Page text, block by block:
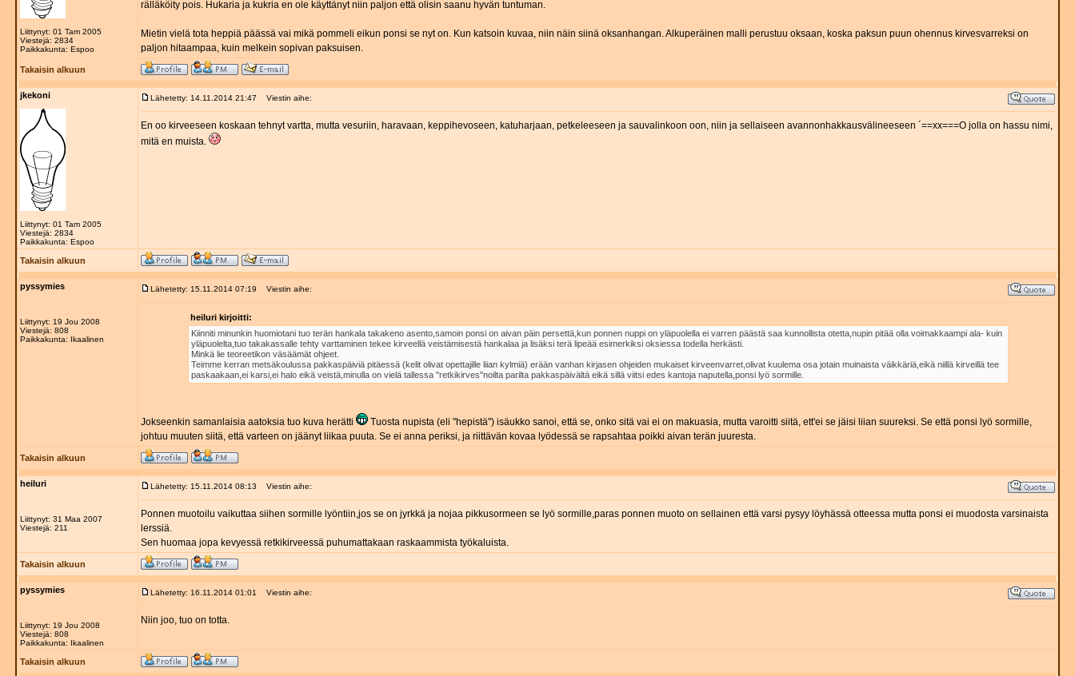
Liittynyt: 01 Tam 2005
Viestejä: 2834
Paikkakunta: Espoo
rälläköity pois. Hukaria ja kukria en ole käyttänyt niin paljon että olisin saanu hyvän tuntuman.
Mietin vielä tota heppiä päässä vai mikä pommeli eikun ponsi se nyt on. Kun katsoin kuvaa, niin näin siinä oksanhangan. Alkuperäinen malli perustuu oksaan, koska paksun puun ohennus kirvesvarreksi on
paljon hitaampaa, kuin melkein sopivan paksuisen.
Takaisin alkuun
jkekoni
Liittynyt: 01 Tam 2005
Viestejä: 2834
Paikkakunta: Espoo
Lähetetty: 14.11.2014 21:47 Viestin aihe:
En oo kirveeseen koskaan tehnyt vartta, mutta vesuriin, haravaan, keppihevoseen, katuharjaan, petkeleeseen ja sauvalinkoon oon, niin ja sellaiseen avannonhakkausvälineeseen ´==xx===O jolla on hassu nimi,
mitä en muista.
Takaisin alkuun
pyssymies
Liittynyt: 19 Jou 2008
Viestejä: 808
Paikkakunta: Ikaalinen
Lähetetty: 15.11.2014 07:19 Viestin aihe:
heiluri kirjoitti:
Kiinniti minunkin huomiotani tuo terän hankala takakeno asento,samoin ponsi on aivan päin persettä,kun ponnen nuppi on yläpuolella ei varren päästä saa kunnollista otetta,nupin pitää olla voimakkaampi ala- kuin
yläpuolelta,tuo takakassalle tehty varttaminen tekee kirveellä veistämisestä hankalaa ja lisäksi terä lipeää esimerkiksi oksiessa todella herkästi.
Minkä lie teoreetikon väsäämät ohjeet.
Teimme kerran metsäkoulussa pakkaspäiviä pitäessä (kelit olivat opettajille liian kylmiä) erään vanhan kirjasen ohjeiden mukaiset kirveenvarret,olivat kuulema osa jotain muinaista väikkäriä,eikä niillä kirveillä tee
paskaakaan,ei karsi,ei halo eikä veistä,minulla on vielä tallessa "retkikirves"noilta parilta pakkaspäivältä eikä sillä viitsi edes kantoja naputella,ponsi lyö sormille.
Jokseenkin samanlaisia aatoksia tuo kuva herätti
Tuosta nupista (eli "hepistä") isäukko sanoi, että se, onko sitä vai ei on makuasia, mutta varoitti siitä, ett'ei se jäisi liian suureksi. Se että ponsi lyö sormille,
johtuu muuten siitä, että varteen on jäänyt liikaa puuta. Se ei anna periksi, ja riittävän kovaa lyödessä se rapsahtaa poikki aivan terän juuresta.
Takaisin alkuun
heiluri
Liittynyt: 31 Maa 2007
Viestejä: 211
Lähetetty: 15.11.2014 08:13 Viestin aihe:
Ponnen muotoilu vaikuttaa siihen sormille lyöntiin,jos se on jyrkkä ja nojaa pikkusormeen se lyö sormille,paras ponnen muoto on sellainen että varsi pysyy löyhässä otteessa mutta ponsi ei muodosta varsinaista
lerssiä.
Sen huomaa jopa kevyessä retkikirveessä puhumattakaan raskaammista työkaluista.
Takaisin alkuun
pyssymies
Liittynyt: 19 Jou 2008
Viestejä: 808
Paikkakunta: Ikaalinen
Lähetetty: 16.11.2014 01:01 Viestin aihe:
Niin joo, tuo on totta.
Takaisin alkuun